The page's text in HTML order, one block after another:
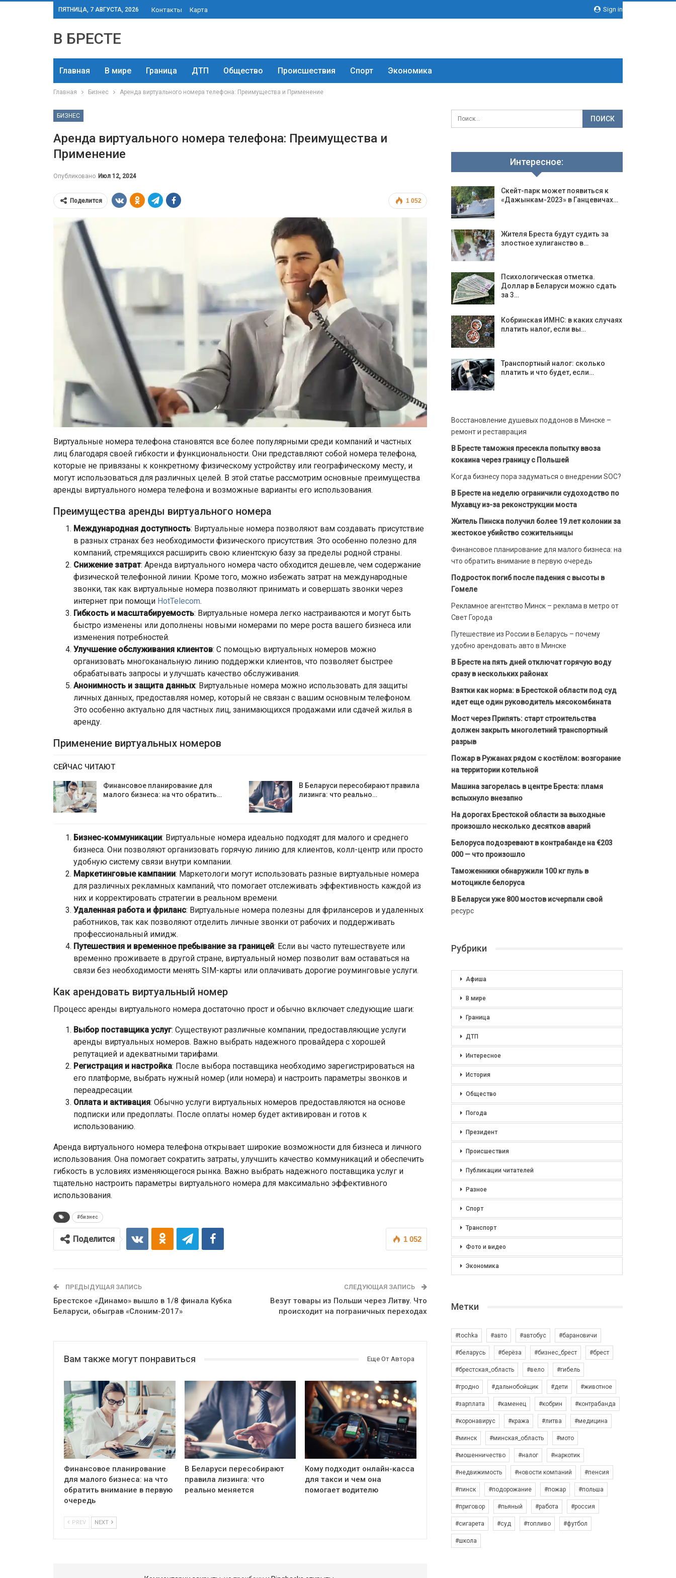
Sign in
ПЯТНИЦА, 7 АВГУСТА, 2026 Контакты Карта
В БРЕСТЕ
Главная В мире Граница ДТП Общество Происшествия Спорт Экономика
Главная Бизнес Аренда виртуального номера телефона: Преимущества и Применение
БИЗНЕС
Аренда виртуального номера телефона: Преимущества и
Применение
Опубликовано Июл 12, 2024
1 052
Поделится
Виртуальные номера телефона становятся все более популярными среди компаний и частных
лиц благодаря своей гибкости и функциональности. Они представляют собой номера телефона,
которые не привязаны к конкретному физическому устройству или географическому месту, и
могут использоваться для различных целей. В этой статье рассмотрим основные преимущества
аренды виртуального номера телефона и возможные варианты его использования.
Преимущества аренды виртуального номера
Международная доступность: Виртуальные номера позволяют вам создавать присутствие
в разных странах без необходимости физического присутствия. Это особенно полезно для
компаний, стремящихся расширить свою клиентскую базу за пределы родной страны.
Снижение затрат: Аренда виртуального номера часто обходится дешевле, чем содержание
физической телефонной линии. Кроме того, можно избежать затрат на международные
звонки, так как виртуальные номера позволяют принимать и совершать звонки через
интернет при помощи HotTelecom.
Гибкость и масштабируемость: Виртуальные номера легко настраиваются и могут быть
быстро изменены или дополнены новыми номерами по мере роста вашего бизнеса или
изменения потребностей.
Улучшение обслуживания клиентов: С помощью виртуальных номеров можно
организовать многоканальную линию поддержки клиентов, что позволяет быстрее
обрабатывать запросы и улучшать качество обслуживания.
Анонимность и защита данных: Виртуальные номера можно использовать для защиты
личных данных, предоставляя номер, который не связан с вашим основным телефоном.
Это особенно актуально для частных лиц, занимающихся продажами или сдачей жилья в
аренду.
Применение виртуальных номеров
СЕЙЧАС ЧИТАЮТ
Финансовое планирование для
малого бизнеса: на что обратить…
В Беларуси пересобирают правила
лизинга: что реально…
Бизнес-коммуникации: Виртуальные номера идеально подходят для малого и среднего
бизнеса. Они позволяют организовать горячую линию для клиентов, колл-центр или просто
удобную систему связи внутри компании.
Маркетинговые кампании: Маркетологи могут использовать разные виртуальные номера
для различных рекламных кампаний, что помогает отслеживать эффективность каждой из
них и корректировать стратегии в реальном времени.
Удаленная работа и фриланс: Виртуальные номера полезны для фрилансеров и удаленных
работников, так как позволяют отделить личные звонки от рабочих и поддерживать
профессиональный имидж.
Путешествия и временное пребывание за границей: Если вы часто путешествуете или
временно проживаете в другой стране, виртуальный номер позволит вам оставаться на
связи без необходимости менять SIM-карты или оплачивать дорогие роуминговые услуги.
Как арендовать виртуальный номер
Процесс аренды виртуального номера достаточно прост и обычно включает следующие шаги:
Выбор поставщика услуг: Существуют различные компании, предоставляющие услуги
аренды виртуальных номеров. Важно выбрать надежного провайдера с хорошей
репутацией и адекватными тарифами.
Регистрация и настройка: После выбора поставщика необходимо зарегистрироваться на
его платформе, выбрать нужный номер (или номера) и настроить параметры звонков и
переадресации.
Оплата и активация: Обычно услуги виртуальных номеров предоставляются на основе
подписки или предоплаты. После оплаты номер будет активирован и готов к
использованию.
Аренда виртуального номера телефона открывает широкие возможности для бизнеса и личного
использования. Она помогает сократить затраты, улучшить качество коммуникаций и обеспечить
гибкость в условиях изменяющегося рынка. Важно выбрать надежного поставщика услуг и
тщательно настроить параметры виртуального номера для максимально эффективного
использования.
#бизнес
1 052
Поделится
ПРЕДЫДУЩАЯ ЗАПИСЬ
Брестское «Динамо» вышло в 1/8 финала Кубка
Беларуси, обыграв «Слоним-2017»
СЛЕДУЮЩАЯ ЗАПИСЬ
Везут товары из Польши через Литву. Что
происходит на пограничных переходах
Вам также могут понравиться Еще От Автора
Финансовое планирование
для малого бизнеса: на что
обратить внимание в первую
очередь
В Беларуси пересобирают
правила лизинга: что
реально меняется
Кому подходит онлайн-касса
для такси и чем она
помогает водителю
PREV NEXT
Интересное:
Скейт-парк может появиться к
«Дажынкам-2023» в Ганцевичах…
Жителя Бреста будут судить за
злостное хулиганство в…
Психологическая отметка.
Доллар в Беларуси можно сдать
за 3…
Кобринская ИМНС: в каких случаях
платить налог, если вы…
Транспортный налог: сколько
платить и что будет, если…
Восстановление душевых поддонов в Минске –
ремонт и реставрация
В Бресте таможня пресекла попытку ввоза
кокаина через границу с Польшей
Когда бизнесу пора задуматься о внедрении SOC?
В Бресте на неделю ограничили судоходство по
Мухавцу из-за реконструкции моста
Житель Пинска получил более 19 лет колонии за
жестокое убийство сожительницы
Финансовое планирование для малого бизнеса: на
что обратить внимание в первую очередь
Подросток погиб после падения с высоты в
Гомеле
Рекламное агентство Минск – реклама в метро от
Свет Города
Путешествие из России в Беларусь – почему
удобно арендовать авто в Минске
В Бресте на пять дней отключат горячую воду
сразу в нескольких районах
Взятки как норма: в Брестской области под суд
идет еще один руководитель мясокомбината
Мост через Припять: старт строительства
должен закрыть многолетний транспортный
разрыв
Пожар в Ружанах рядом с костёлом: возгорание
на территории котельной
Машина загорелась в центре Бреста: пламя
вспыхнуло внезапно
На дорогах Брестской области за выходные
произошло несколько десятков аварий
Белоруса подозревают в контрабанде на €203
000 — что произошло
Таможенники обнаружили 100 кг пуль в
мотоцикле белоруса
В Беларуси уже 800 мостов исчерпали свой
ресурс
Рубрики
Афиша
В мире
Граница
ДТП
Интересное
История
Общество
Погода
Президент
Происшествия
Публикации читателей
Разное
Спорт
Транспорт
Фото и видео
Экономика
Метки
#tochka #авто #автобус #барановичи
#беларусь #берёза #бизнес_брест #брест
#брестская_область #вело #гибель
#гродно #дальнобойщик #дети #животное
#зарплата #каменец #кобрин #контрабанда
#коронавирус #кража #литва #медицина
#минск #минская_область #мото
#мошенничество #налог #наркотик
#недвижимость #новости компаний #пенсия
#пинск #подорожание #пожар #польша
#приговор #пьяный #работа #россия
#сигарета #суд #топливо #футбол
#школа